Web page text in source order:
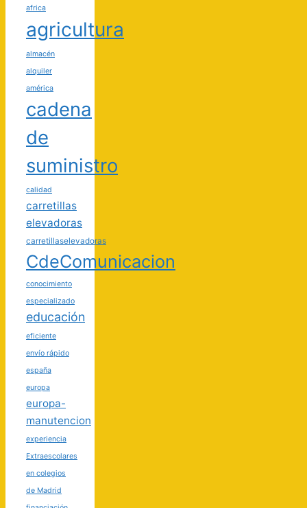
africa
agricultura
almacén
alquiler
américa
cadena
de
suministro
calidad
carretillas
elevadoras
carretillaselevadoras
CdeComunicacion
conocimiento
especializado
educación
eficiente
envío rápido
españa
europa
europa-
manutencion
experiencia
Extraescolares
en colegios
de Madrid